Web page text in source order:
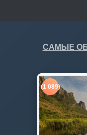
САМЫЕ
(1 089)